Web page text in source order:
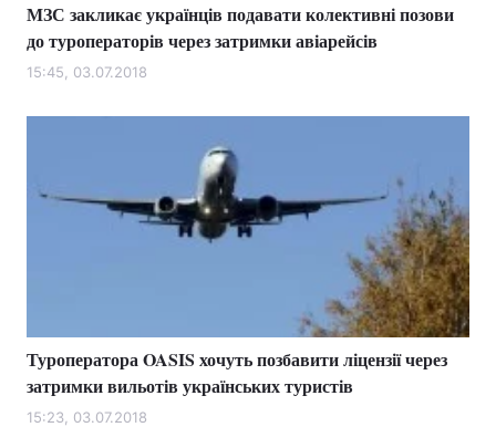
МЗС закликає українців подавати колективні позови
до туроператорів через затримки авіарейсів
15:45, 03.07.2018
Туроператора OASIS хочуть позбавити ліцензії через
затримки вильотів українських туристів
15:23, 03.07.2018